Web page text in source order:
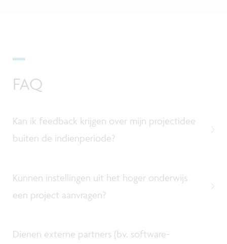
FAQ
Kan ik feedback krijgen over mijn projectidee
buiten de indienperiode?
Kunnen instellingen uit het hoger onderwijs
een project aanvragen?
Dienen externe partners (bv. software-